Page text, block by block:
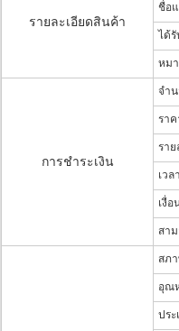
รายละเอียดสินค้า
ชื่อ
ได้รั
หม
การชำระเงิน
จำ
ราค
ราย
เว
เงื่อ
สา
สภ
อุณ
ประ